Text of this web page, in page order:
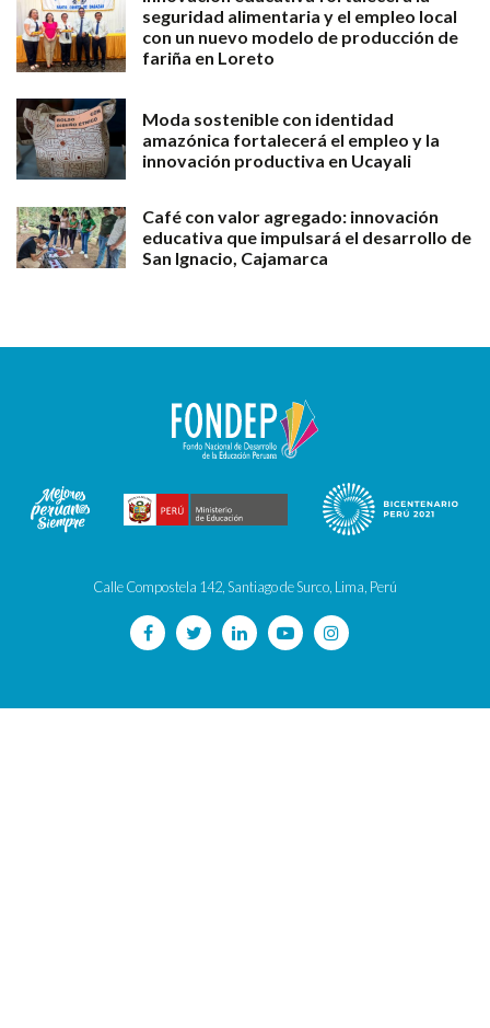
seguridad alimentaria y el empleo local
con un nuevo modelo de producción de
fariña en Loreto
Moda sostenible con identidad
amazónica fortalecerá el empleo y la
innovación productiva en Ucayali
Café con valor agregado: innovación
educativa que impulsará el desarrollo de
San Ignacio, Cajamarca
Calle Compostela 142, Santiago de Surco, Lima, Perú